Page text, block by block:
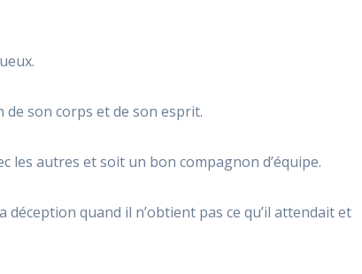
son corps et de son esprit.
les autres et soit un bon compagnon d’équipe.
quand il n’obtient pas ce qu’il attendait et